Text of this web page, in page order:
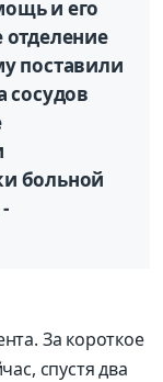
и его
поставили
сосудов
больной
За короткое
спустя два